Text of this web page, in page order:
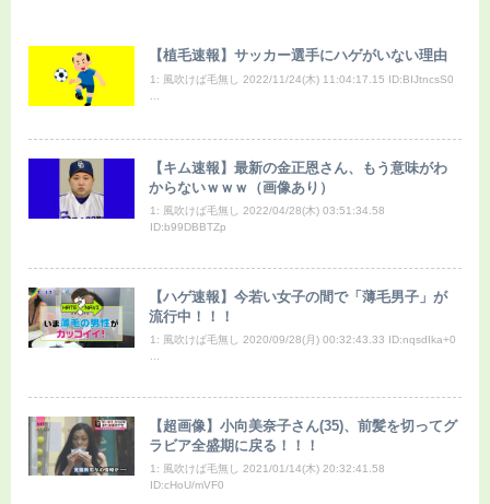
【植毛速報】サッカー選手にハゲがいない理由
1: 風吹けば毛無し 2022/11/24(木) 11:04:17.15 ID:BIJtncsS0
【キム速報】最新の金正恩さん、もう意味がわ
からないｗｗｗ（画像あり）
1: 風吹けば毛無し 2022/04/28(木) 03:51:34.58
ID:b99DBBTZp
【ハゲ速報】今若い女子の間で「薄毛男子」が
流行中！！！
1: 風吹けば毛無し 2020/09/28(月) 00:32:43.33 ID:nqsdIka+0
...
【超画像】小向美奈子さん(35)、前髪を切ってグ
ラビア全盛期に戻る！！！
1: 風吹けば毛無し 2021/01/14(木) 20:32:41.58
ID:cHoU/mVF0